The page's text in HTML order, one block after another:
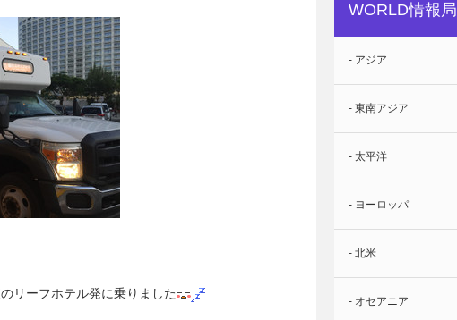
リーフホテル発に乗りました
WORLD情報局
- アジア
- 東南アジア
- 太平洋
- ヨーロッパ
- 北米
- オセアニア